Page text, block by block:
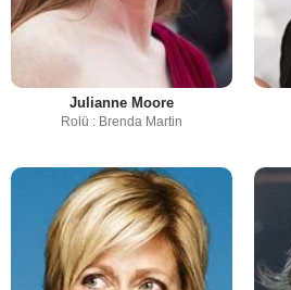
Julianne Moore
Rolü : Brenda Martin